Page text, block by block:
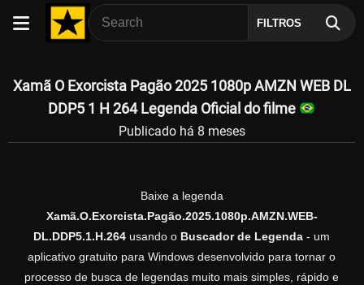
FILTROS
Xamã O Exorcista Pagão 2025 1080p AMZN WEB DL
DDP5 1 H 264 Legenda Oficial do filme
Publicado há 8 meses
Baixe a legenda
Xamã.O.Exorcista.Pagão.2025.1080p.AMZN.WEB-
DL.DDP5.1.H.264 usando o Buscador de Legenda - um
aplicativo gratuito para Windows desenvolvido para tornar o
processo de busca de legendas muito mais simples, rápido e